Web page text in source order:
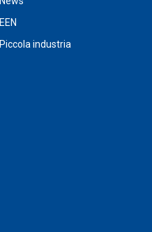
EEN
Piccola industria